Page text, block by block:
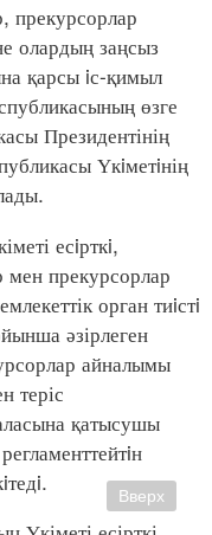
прекурсорлар
олардың заңсыз
қарсы iс-қимыл
өзге
Президентінің
Үкiметiнің
есiрткi,
мен прекурсорлар
орган тиiстi
әзірлеген
айналымы
теріс
қатысушы
Вверх